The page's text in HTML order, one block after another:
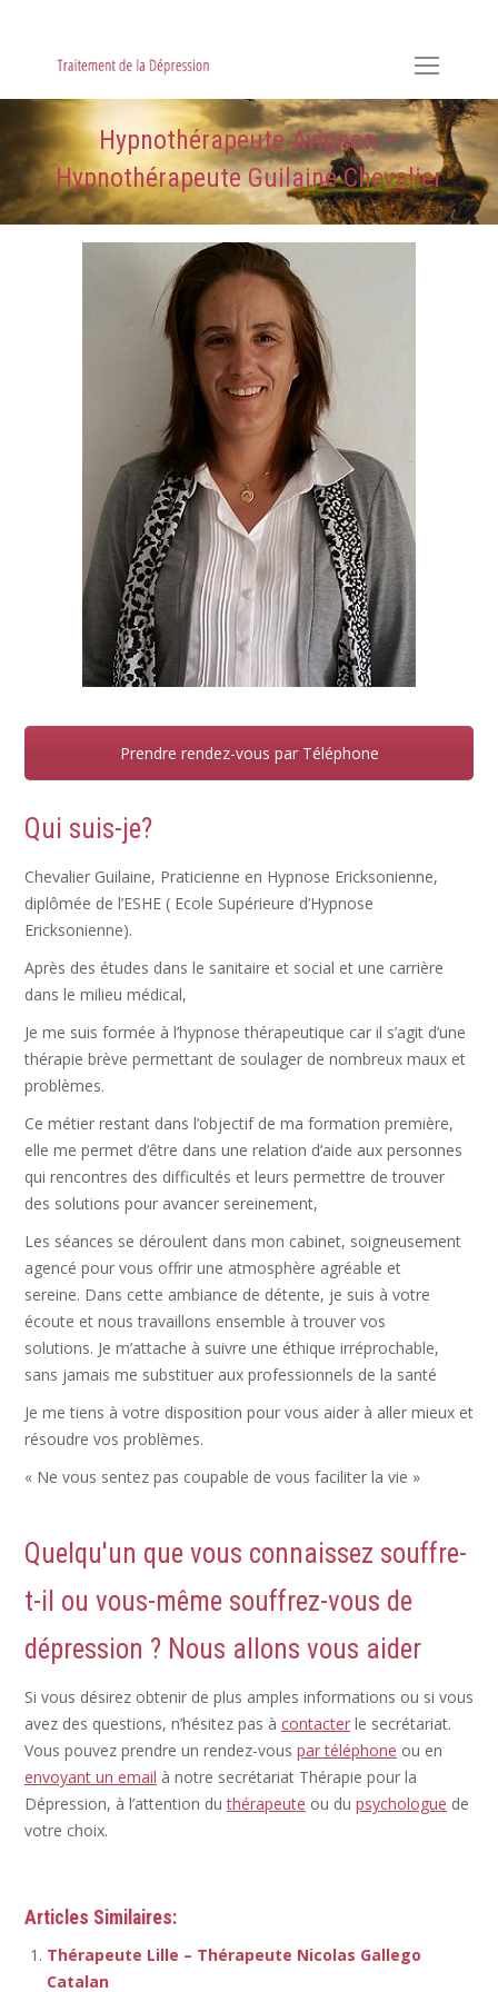
Hypnothérapeute Avignon –
Hypnothérapeute Guilaine Chevalier
Qui suis-je?
Chevalier Guilaine, Praticienne en Hypnose Ericksonienne,
diplômée de l’ESHE ( Ecole Supérieure d’Hypnose
Ericksonienne).
Après des études dans le sanitaire et social et une carrière
dans le milieu médical,
Je me suis formée à l’hypnose thérapeutique car il s’agit d’une
thérapie brève permettant de soulager de nombreux maux et
problèmes.
Ce métier restant dans l’objectif de ma formation première,
elle me permet d’être dans une relation d’aide aux personnes
qui rencontres des difficultés et leurs permettre de trouver
des solutions pour avancer sereinement,
Les séances se déroulent dans mon cabinet, soigneusement
agencé pour vous offrir une atmosphère agréable et
sereine. Dans cette ambiance de détente, je suis à votre
écoute et nous travaillons ensemble à trouver vos
solutions. Je m’attache à suivre une éthique irréprochable,
sans jamais me substituer aux professionnels de la santé
Je me tiens à votre disposition pour vous aider à aller mieux et
résoudre vos problèmes.
« Ne vous sentez pas coupable de vous faciliter la vie »
Prendre rendez-vous par Téléphone
Quelqu'un que vous connaissez souffre-
t-il ou vous-même souffrez-vous de
dépression ? Nous allons vous aider
Si vous désirez obtenir de plus amples informations ou si vous
avez des questions, n’hésitez pas à contacter le secrétariat.
Vous pouvez prendre un rendez-vous par téléphone ou en
envoyant un email à notre secrétariat Thérapie pour la
Dépression, à l’attention duthérapeute ou du psychologue de
votre choix.
Articles Similaires:
Thérapeute Lille – Thérapeute Nicolas Gallego
Catalan